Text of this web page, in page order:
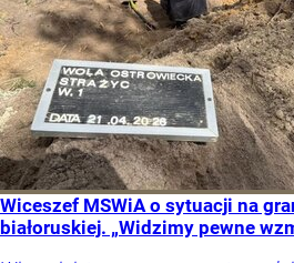
Wiceszef MSWiA o sytuacji na
białoruskiej. „Widzimy pewne